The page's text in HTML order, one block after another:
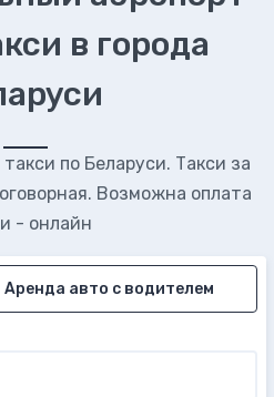
в города
по Беларуси. Такси за
Возможна оплата
- онлайн
Аренда авто с водителем